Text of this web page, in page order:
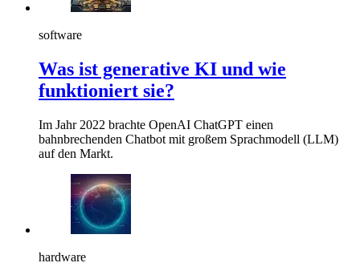
software
Was ist generative KI und wie
funktioniert sie?
Im Jahr 2022 brachte OpenAI ChatGPT einen
bahnbrechenden Chatbot mit großem Sprachmodell (LLM)
auf den Markt.
hardware